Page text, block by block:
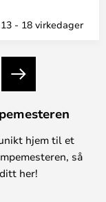
- 18 virkedager
Neste
hjem til et
så
her!